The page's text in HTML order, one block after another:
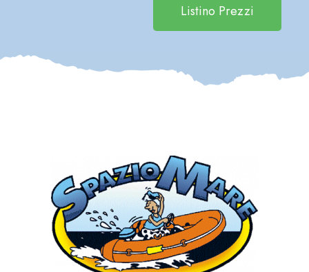
Listino Prezzi